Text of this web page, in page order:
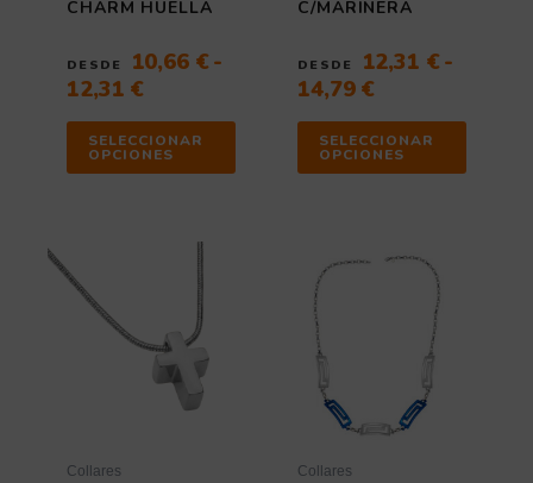
CHARM HUELLA
DESDE 10,66 € -
12,31 €
SELECCIONAR
OPCIONES
producto
C/MARINERA
DESDE 12,31 € -
14,79 €
SELECCIONAR
OPCIONES
Collares
desde
10,66 €
hasta
12,31 €
Collares